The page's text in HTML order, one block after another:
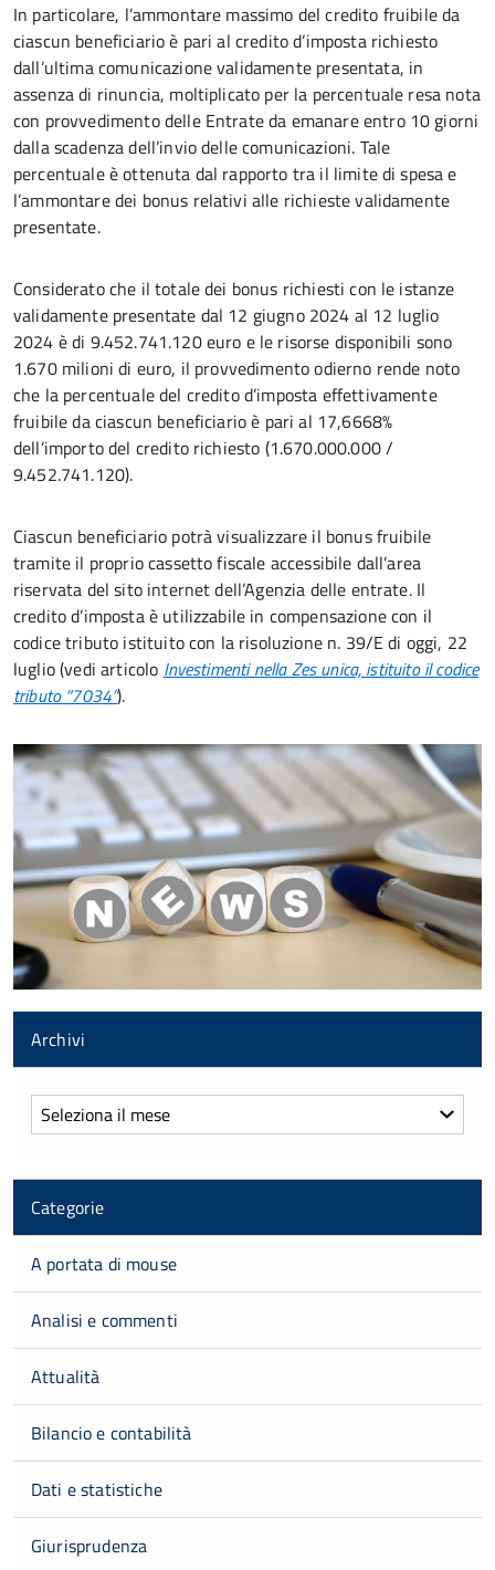
In particolare, l’ammontare massimo del credito fruibile da
ciascun beneficiario è pari al credito d’imposta richiesto
dall’ultima comunicazione validamente presentata, in
assenza di rinuncia, moltiplicato per la percentuale resa nota
con provvedimento delle Entrate da emanare entro 10 giorni
dalla scadenza dell’invio delle comunicazioni. Tale
percentuale è ottenuta dal rapporto tra il limite di spesa e
l’ammontare dei bonus relativi alle richieste validamente
presentate.
Considerato che il totale dei bonus richiesti con le istanze
validamente presentate dal 12 giugno 2024 al 12 luglio
2024 è di 9.452.741.120 euro e le risorse disponibili sono
1.670 milioni di euro, il provvedimento odierno rende noto
che la percentuale del credito d’imposta effettivamente
fruibile da ciascun beneficiario è pari al 17,6668%
dell’importo del credito richiesto (1.670.000.000 /
9.452.741.120).
Ciascun beneficiario potrà visualizzare il bonus fruibile
tramite il proprio cassetto fiscale accessibile dall’area
riservata del sito internet dell’Agenzia delle entrate. Il
credito d’imposta è utilizzabile in compensazione con il
codice tributo istituito con la risoluzione n. 39/E di oggi, 22
luglio (vedi articolo Investimenti nella Zes unica, istituito il codice
tributo “7034”).
Archivi
Archivi
Categorie
A portata di mouse
Analisi e commenti
Attualità
Bilancio e contabilità
Dati e statistiche
Giurisprudenza